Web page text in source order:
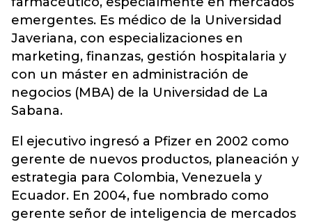
emergentes. Es médico de la Universidad
Javeriana, con especializaciones en
marketing, finanzas, gestión hospitalaria y
con un máster en administración de
negocios (MBA) de la Universidad de La
Sabana.
El ejecutivo ingresó a Pfizer en 2002 como
gerente de nuevos productos, planeación y
estrategia para Colombia, Venezuela y
Ecuador. En 2004, fue nombrado como
gerente señor de inteligencia de mercados